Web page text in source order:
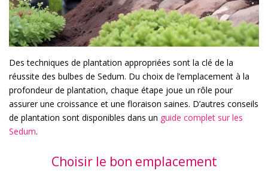
Des techniques de plantation appropriées sont la clé de la
réussite des bulbes de Sedum. Du choix de l’emplacement à la
profondeur de plantation, chaque étape joue un rôle pour
assurer une croissance et une floraison saines. D’autres conseils
de plantation sont disponibles dans un guide complet sur les
Sedum.
Choisir le bon emplacement